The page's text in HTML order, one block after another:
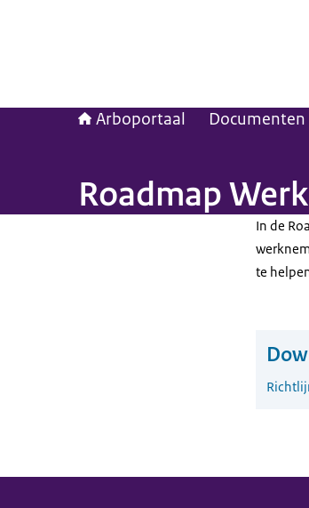
Arboportaal Documenten
Roadmap
In de
te